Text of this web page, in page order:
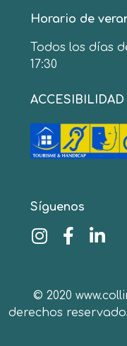
Horario de
Todos los días
17:30
ACCESIBILIDAD
Síguenos
© 2020
derechos